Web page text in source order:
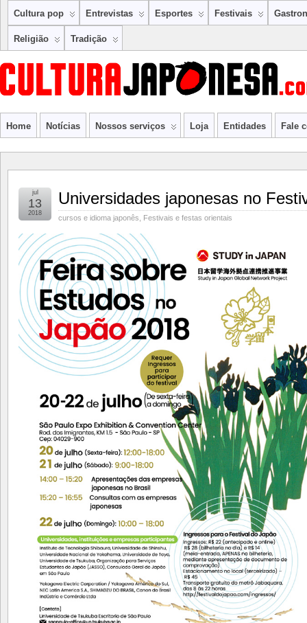
Cultura pop Entrevistas Esportes Festivais
Religião Tradição
Home Notícias Nossos serviços Loja Entidades Fale
Universidades japonesas no
cursos e idioma japonês Festivais e festas orientais
jul
13
2018